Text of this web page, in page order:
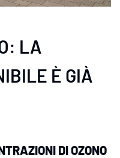
LA
È GIÀ
DI OZONO